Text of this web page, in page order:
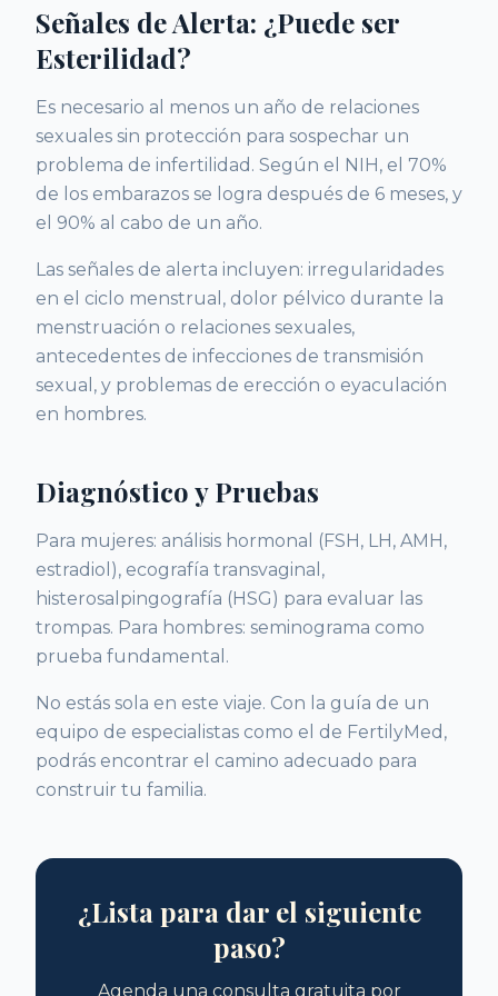
Señales de Alerta: ¿Puede ser
Esterilidad?
Es necesario al menos un año de relaciones
sexuales sin protección para sospechar un
problema de infertilidad. Según el NIH, el 70%
de los embarazos se logra después de 6 meses, y
el 90% al cabo de un año.
Las señales de alerta incluyen: irregularidades
en el ciclo menstrual, dolor pélvico durante la
menstruación o relaciones sexuales,
antecedentes de infecciones de transmisión
sexual, y problemas de erección o eyaculación
en hombres.
Diagnóstico y Pruebas
Para mujeres: análisis hormonal (FSH, LH, AMH,
estradiol), ecografía transvaginal,
histerosalpingografía (HSG) para evaluar las
trompas. Para hombres: seminograma como
prueba fundamental.
No estás sola en este viaje. Con la guía de un
equipo de especialistas como el de FertilyMed,
podrás encontrar el camino adecuado para
construir tu familia.
¿Lista para dar el siguiente
paso?
Agenda una consulta gratuita por